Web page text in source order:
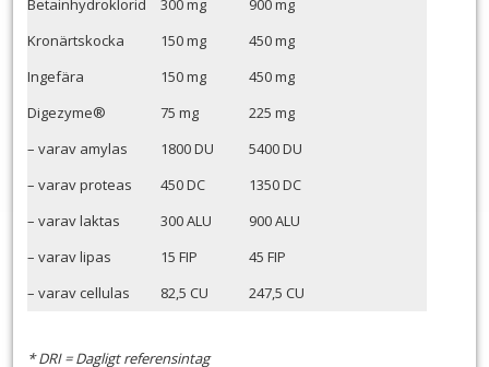
Betainhydroklorid 300 mg
900 mg
Kronärtskocka
150 mg
450 mg
Ingefära
150 mg
450 mg
Digezyme®
75 mg
225 mg
– varav amylas
1800 DU
5400 DU
– varav proteas
450 DC
1350 DC
– varav laktas
300 ALU
900 ALU
– varav lipas
15 FIP
45 FIP
– varav cellulas
82,5 CU 247,5 CU
* DRI = Dagligt referensintag